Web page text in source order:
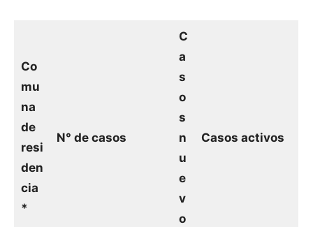
Co
mu
na
de
resi
den
cia
*
N° de casos
C
a
s
o
s
n
u
e
v
o
Casos activos